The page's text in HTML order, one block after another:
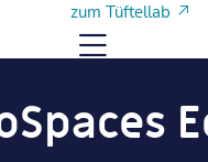
zum Tüftellab
Menü